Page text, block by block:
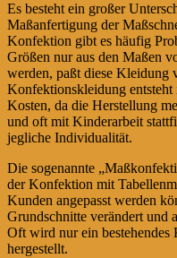
Es besteht ein großer
Maßanfertigung der
Konfektion gibt es häufig
Größen nur aus den Maßen
werden, paßt diese Kleidung
Konfektionskleidung
Kosten, da die Herstellung
und oft mit Kinderarbeit
jegliche Individualität.
Die sogenannte
der Konfektion mit
Kunden angepasst werden
Grundschnitte verändert und
Oft wird nur ein bestehendes
hergestellt.